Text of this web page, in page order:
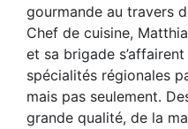
gourmande au travers
Chef de cuisine,
et sa brigade
spécialités régionales
mais pas seulement.
grande qualité, de la